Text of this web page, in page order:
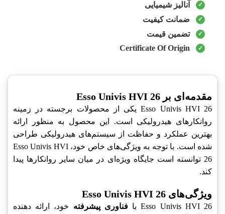
آنالیز شیمیایی
ضمانت کیفیت
تضمین قیمت
Certificate Of Origin
مقدمه‌ای بر Esso Univis HVI 26
Esso Univis HVI 26 یکی از محصولات برجسته در زمینه
روانکارهای هیدرولیکی است. این محصول به منظور ارائه
بهترین عملکرد و حفاظت از سیستم‌های هیدرولیکی طراحی
شده است. با توجه به ویژگی‌های خاص خود، Esso Univis HVI
26 توانسته است جایگاه ویژه‌ای در میان سایر روانکارها پیدا
کند.
ویژگی‌های Esso Univis HVI 26
Esso Univis HVI 26 با فناوری پیشرفته خود، ارائه دهنده